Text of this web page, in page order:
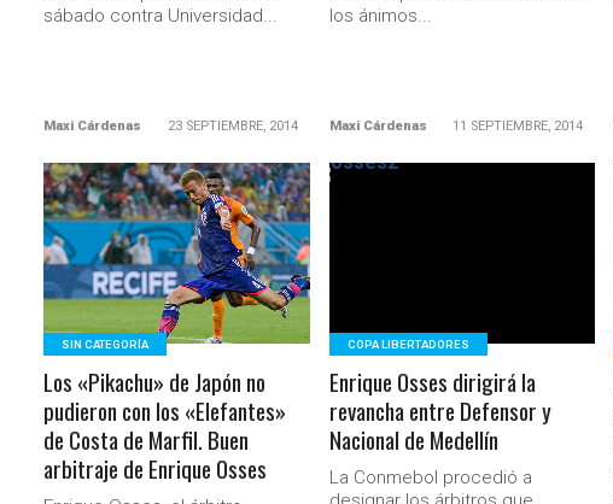
sábado contra Universidad...
Maxi Cárdenas 23 SEPTIEMBRE, 2014
los ánimos...
Maxi Cárdenas 11 SEPTIEMBRE, 2014
LEER MÁS
SIN CATEGORÍA
Los «Pikachu» de Japón no
pudieron con los «Elefantes»
de Costa de Marfil. Buen
arbitraje de Enrique Osses
COPA LIBERTADORES
Enrique Osses dirigirá la
revancha entre Defensor y
Nacional de Medellín
La Conmebol procedió a